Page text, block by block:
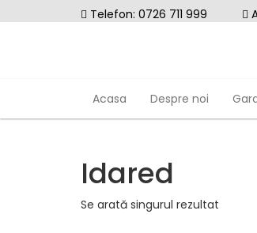
to
Telefon: 0726 711 999
Acasa Despre noi
Idared
Se arată singurul rezultat